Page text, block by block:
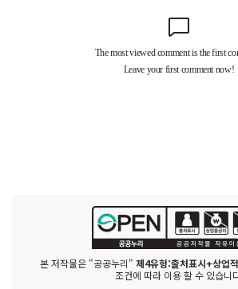
본 저작물은 "공공누리" 제4유형:출처표시+상업
조건에 따라 이용 할 수 있습니